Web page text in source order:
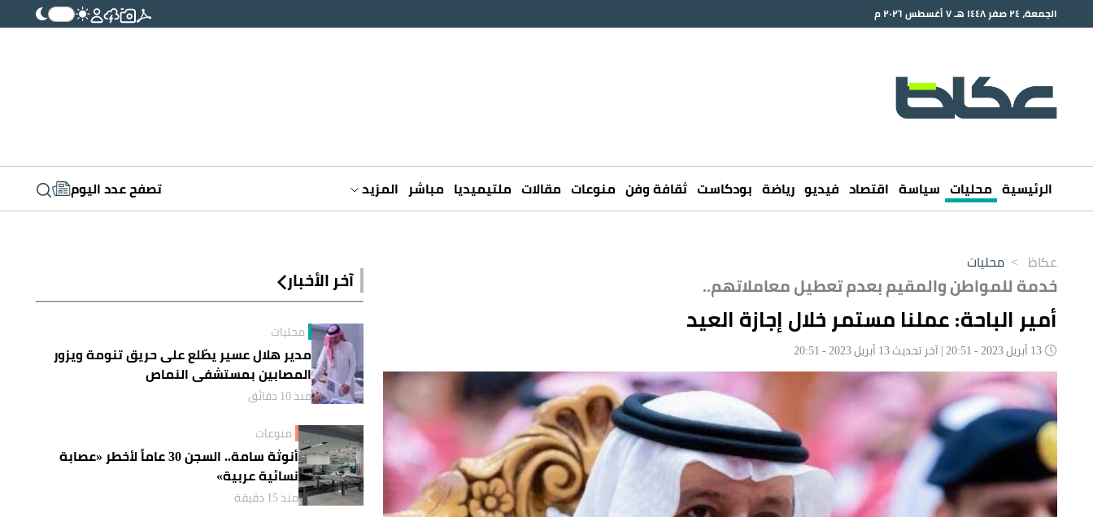
الجمعة، ٢٤ صفر ١٤٤٨ هـ ٧ أغسطس ٢٠٢٦ م
الرئيسية محليات سياسة اقتصاد فيديو رياضة بودكاست ثقافة وفن منوعات مقالات ملتيميديا مباشر المزيد تصفح عدد اليوم
عكاظ > محليات
خدمة للمواطن والمقيم بعدم تعطيل معاملاتهم..
أمير الباحة: عملنا مستمر خلال إجازة العيد
آخر الأخبار
محليات
مدير هلال عسير يطّلع على حريق تنومة ويزور
المصابين بمستشفى النماص
منذ 10 دقائق
منوعات
أنوثة سامة.. السجن 30 عاماً لأخطر «عصابة
نسائية عربية»
منذ 15 دقيقة